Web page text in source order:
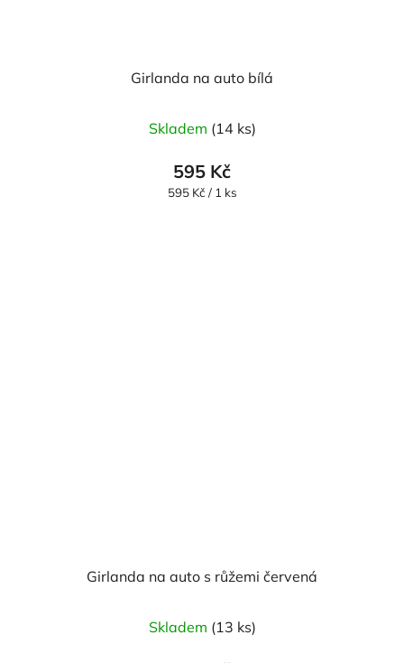
Girlanda na auto bílá
hodnocení
produktu
je
Skladem (14 ks)
595 Kč
Měrná
595 Kč / 1 ks
Girlanda na auto s růžemi červená
Skladem (13 ks)